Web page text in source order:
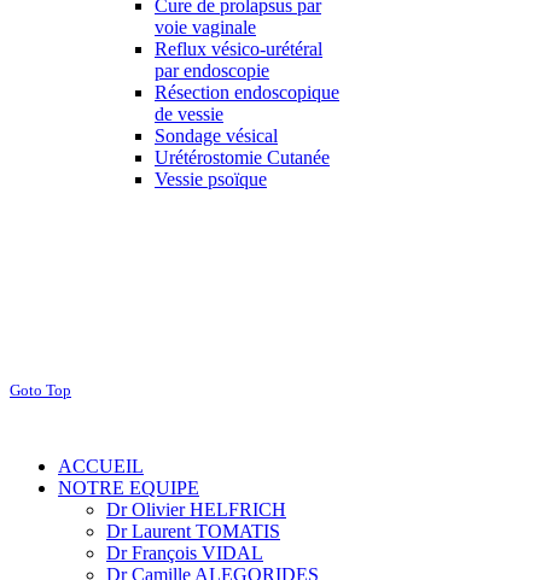
Cure de prolapsus par
voie vaginale
Reflux vésico-urétéral
par endoscopie
Résection endoscopique
de vessie
Sondage vésical
Urétérostomie Cutanée
Vessie psoïque
Goto Top
ACCUEIL
NOTRE EQUIPE
Dr Olivier HELFRICH
Dr Laurent TOMATIS
Dr François VIDAL
Dr Camille ALEGORIDES